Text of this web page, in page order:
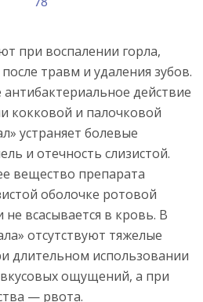
при воспалении горла,
травм и удаления зубов.
действие
кокковой и палочковой
устраняет болевые
и отечность слизистой.
вещество препарата
оболочке ротовой
не всасывается в кровь. В
отсутствуют тяжелые
длительном использовании
ощущений, а при
— рвота.